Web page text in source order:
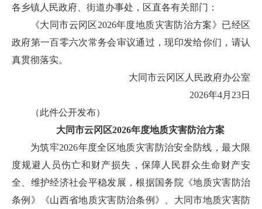
各乡镇人民政府、街道办事处，区直各有关部门：
《大同市云冈区2026年度地质灾害防治方案》已经区
政府第一百零六次常务会审议通过，现印发给你们，请认
真贯彻落实。
大同市云冈区人民政府办公室
2026年4月23日
（此件公开发布）
大同市云冈区2026年度地质灾害防治方案
为筑牢2026年度全区地质灾害防治安全防线，最大限
度规避人员伤亡和财产损失，保障人民群众生命财产安
全、维护经济社会平稳发展，根据国务院《地质灾害防治
条例》《山西省地质灾害防治条例》、大同市地质灾害防